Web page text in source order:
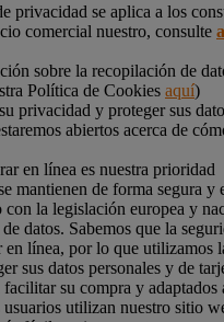
privacidad se aplica a los
comercial nuestro, consulte
sobre la recopilación de
Política de Cookies aquí)
privacidad y proteger sus
abiertos acerca de
en línea es nuestra prioridad
mantienen de forma segura y
con la legislación europea y
datos. Sabemos que la
en línea, por lo que utilizamos
sus datos personales y de
su compra y adaptados
utilizan nuestro sitio